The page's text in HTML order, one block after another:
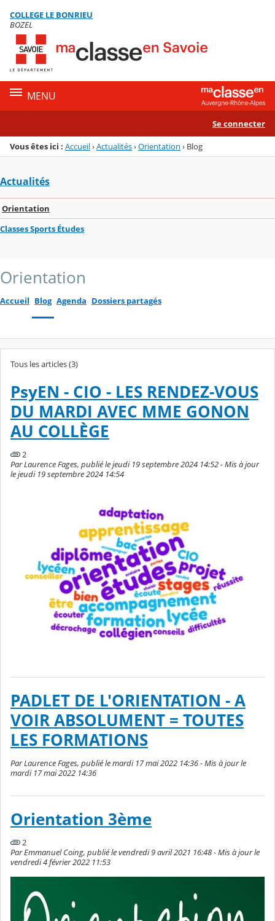
Menu de la rubrique
Contenu
COLLEGE LE BONRIEU
BOZEL
MENU
Se connecter
Vous êtes ici : Accueil›Actualités›Orientation › Blog
Actualités
Orientation
Classes Sports Études
Orientation
Accueil Blog Agenda Dossiers partagés
Tous les articles (3)
PsyEN - CIO - LES RENDEZ-VOUS
DU MARDI AVEC MME GONON
AU COLLÈGE
2
Par Laurence Fages, publié le jeudi 19 septembre 2024 14:52 - Mis à jour
le jeudi 19 septembre 2024 14:54
PADLET DE L'ORIENTATION - A
VOIR ABSOLUMENT = TOUTES
LES FORMATIONS
Par Laurence Fages, publié le mardi 17 mai 2022 14:36 - Mis à jour le
mardi 17 mai 2022 14:36
Orientation 3ème
2
Par Emmanuel Coing, publié le vendredi 9 avril 2021 16:48 - Mis à jour le
vendredi 4 février 2022 11:53